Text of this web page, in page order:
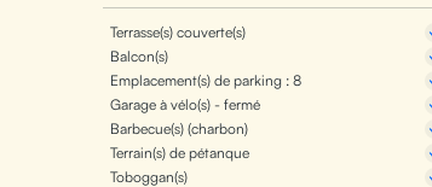
Terrasse(s) couverte(s)
Balcon(s)
Emplacement(s) de parking : 8
Garage à vélo(s) - fermé
Barbecue(s) (charbon)
Terrain(s) de pétanque
Toboggan(s)